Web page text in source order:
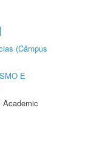
(Câmpus
E
Academic